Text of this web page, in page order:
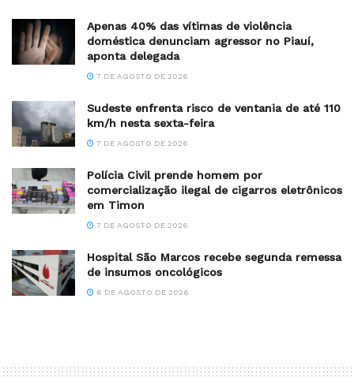
Apenas 40% das vítimas de violência
doméstica denunciam agressor no Piauí,
aponta delegada
7 DE AGOSTO DE 2026
Sudeste enfrenta risco de ventania de até 110
km/h nesta sexta-feira
7 DE AGOSTO DE 2026
Polícia Civil prende homem por
comercialização ilegal de cigarros eletrônicos
em Timon
7 DE AGOSTO DE 2026
Hospital São Marcos recebe segunda remessa
de insumos oncológicos
6 DE AGOSTO DE 2026